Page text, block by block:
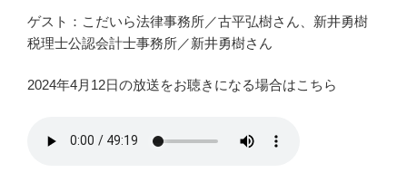
ゲスト：こだいら法律事務所／古平弘樹さん、新井勇樹
税理士公認会計士事務所／新井勇樹さん
2024年4月12日の放送をお聴きになる場合はこちら